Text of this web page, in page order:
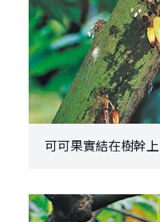
可可果實結在樹幹